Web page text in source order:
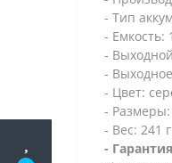
- Тип
- Емкость:
-
-
- Цвет:
-
- Вес: 241
-